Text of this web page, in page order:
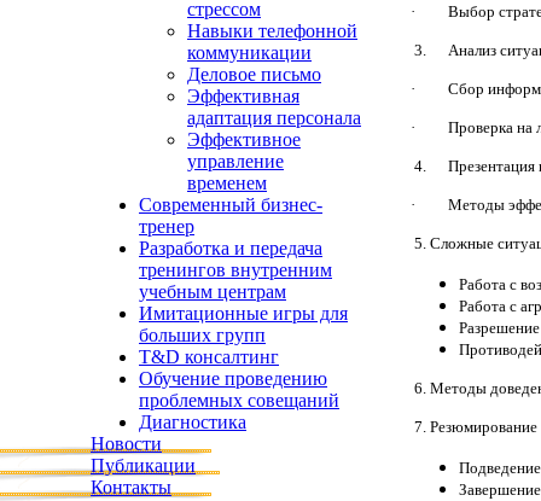
стрессом
Навыки телефонной
коммуникации
Деловое письмо
Эффективная
адаптация персонала
Эффективное
управление
временем
Современный бизнес-
тренер
Разработка и передача
тренингов внутренним
учебным центрам
Имитационные игры для
больших групп
T&D консалтинг
Обучение проведению
проблемных совещаний
Диагностика
Новости
Публикации
Контакты
· Выбор
3. Анализ
· Сбор
· Проверка на
4. Презентация
· Методы
5. Сложные
Работа с
Работа с
6. Методы
7. Резюмирование